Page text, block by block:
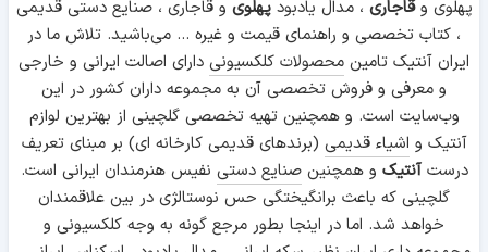
پهلوی وقاجاری ، مدال یادبودپهلوی و قاجاری ، صنایع دستی قدیمی
، کتاب تخصصی و راهنمای قیمت و غیره ... می‌باشید. تلاش ما در
ایران آنتیک تامین محصولات کلکسیونی دارای اصالت ایرانی و خارجی
و معرفی و فروش تخصصی آن به مجموعه داران کشور در این
وب‌سایت است. و همچنین تهیه تخصصی گلچینی از بهترین لوازم
آنتیک و اشیاء قدیمی (برندهای قدیمی کارخانه ای) بر مبنای تعریف
درستآنتیک و همچنینصنایع دستی نفیس هنرمندان ایرانی است.
گلچینی که باعث برانگیختگی حس نوستالژی در بین علاقمندان
خواهد شد. اما در اینجا بطور مرجع گونه به وجه کلکسیونی و